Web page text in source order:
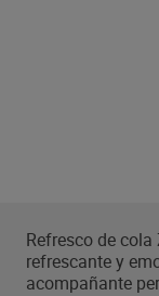
Refresco de
refrescante y
acompañante